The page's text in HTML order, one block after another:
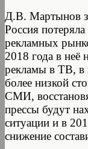
Д.В. Мартынов
Россия
рекламных
2018 года в неё
рекламы в ТВ, в
более низкой
СМИ,
прессы будут
ситуации и в
снижение